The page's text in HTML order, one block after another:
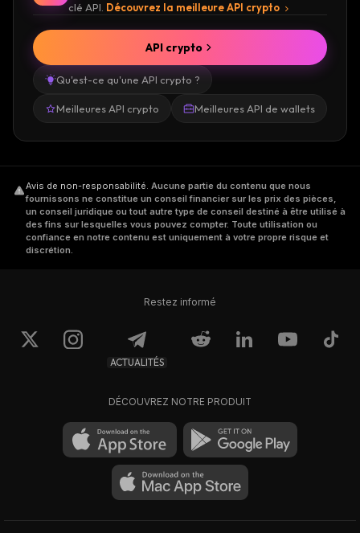
clé API. Découvrez la meilleure API crypto
Qu'est-ce qu'une API crypto ?
Meilleures API crypto Meilleures API de wallets
API crypto
Avis de non-responsabilité. Aucune partie du contenu que nous
fournissons ne constitue un conseil financier sur les prix des pièces,
un conseil juridique ou tout autre type de conseil destiné à être utilisé à
des fins sur lesquelles vous pouvez compter. Toute utilisation ou
confiance en notre contenu est uniquement à votre propre risque et
discrétion.
Restez informé
ACTUALITÉS
DÉCOUVREZ NOTRE PRODUIT